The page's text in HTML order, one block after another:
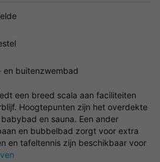
en buitenzwembad
een breed scala aan faciliteiten
Hoogtepunten zijn het overdekte
en sauna. Een ander
en bubbelbad zorgt voor extra
en tafeltennis zijn beschikbaar voor